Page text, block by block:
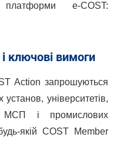
e-COST:
ключові вимоги
Action запрошуються
установ, університетів,
МСП і промислових
якій COST Member